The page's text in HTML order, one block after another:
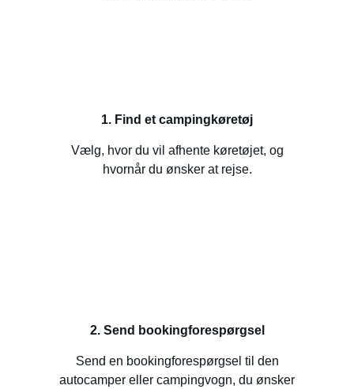
1. Find et campingkøretøj
Vælg, hvor du vil afhente køretøjet, og
hvornår du ønsker at rejse.
2. Send bookingforespørgsel
Send en bookingforespørgsel til den
autocamper eller campingvogn, du ønsker